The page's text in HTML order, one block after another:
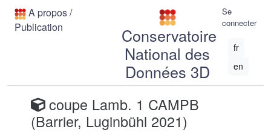
A propos/
Publication
Conservatoire
National des
Données 3D
Se
connecter
fr
en
coupe Lamb. 1 CAMPB
(Barrier, Luginbühl 2021)